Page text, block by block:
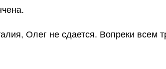
Олег не сдается. Вопреки всем